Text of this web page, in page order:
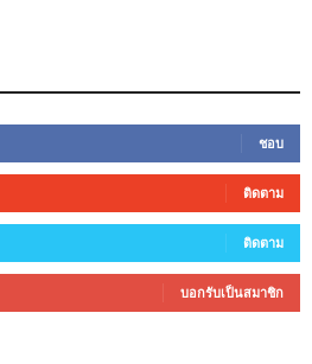
ชอบ
ติดตาม
ติดตาม
บอกรับเป็นสมาชิก